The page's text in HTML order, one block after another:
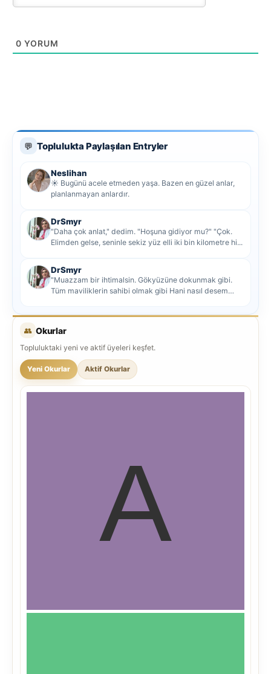
0 YORUM
💬 Toplulukta Paylaşılan Entryler
Neslihan
☀️ Bugünü acele etmeden yaşa. Bazen en güzel anlar,
planlanmayan anlardır.
DrSmyr
"Daha çok anlat," dedim. "Hoşuna gidiyor mu?" "Çok.
Elimden gelse, seninle sekiz yüz elli iki bin kilometre hi...
DrSmyr
"Muazzam bir ihtimalsin. Gökyüzüne dokunmak gibi.
Tüm maviliklerin sahibi olmak gibi Hani nasıl desem
👥 Okurlar
Topluluktaki yeni ve aktif üyeleri keşfet.
Yeni Okurlar Aktif Okurlar